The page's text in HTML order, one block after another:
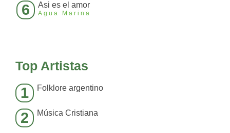
6 Asi es el amor
Agua Marina
Top Artistas
1 Folklore argentino
2 Música Cristiana